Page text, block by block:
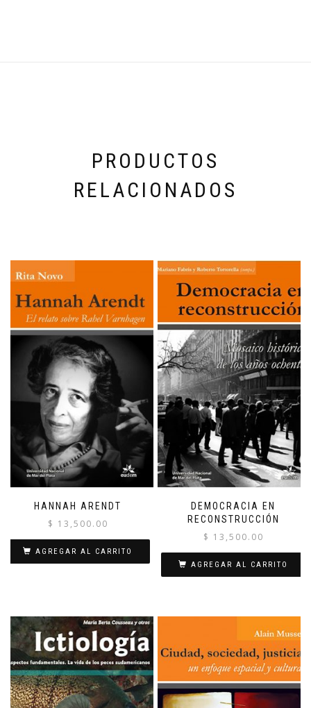
PRODUCTOS
RELACIONADOS
HANNAH ARENDT
$ 13,500.00
AGREGAR AL CARRITO
DEMOCRACIA EN
RECONSTRUCCIÓN
$ 13,500.00
AGREGAR AL CARRITO